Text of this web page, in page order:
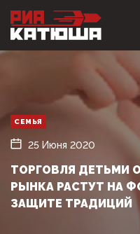
СЕМЬЯ
25 Июня 2020
ТОРГОВЛЯ ДЕТЬМИ
РЫНКА РАСТУТ НА
ЗАЩИТЕ ТРАДИЦИЙ